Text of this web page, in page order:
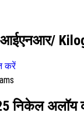
आईएनआर/
करें
निकेल अलॉय